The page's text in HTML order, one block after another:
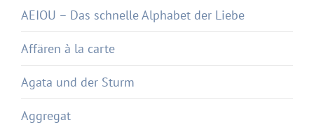
AEIOU – Das schnelle Alphabet der Liebe
Affären à la carte
Agata und der Sturm
Aggregat